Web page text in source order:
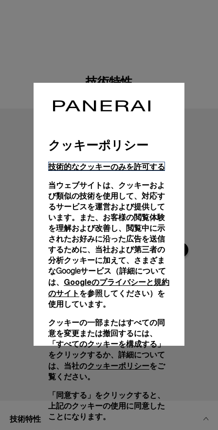
技術特性
技術特性
クッキーポリシー
技術的なクッキーのみを許可する
当ウェブサイトは、クッキーおよ
び類似の技術を使用して、対応す
るサービスを運営および提供して
います。また、お客様の閲覧体験
を理解および改善し、閲覧中に示
されたお好みに沿った広告を送信
するために、当社および第三者の
分析クッキーに加えて、さまざま
なGoogleサービス（詳細について
は、 Googleのプライバシーと規約
のサイト を参照してください）を
使用しています。
クッキーの一部またはすべての同
意を変更または撤回するには、
「すべてのクッキーを構成する」
をクリックするか、詳細について
は、当社のクッキーポリシーをご
覧ください。
「同意する」をクリックすると、
上記のクッキーの使用に同意した
ことになります。